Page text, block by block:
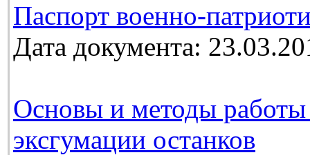
Паспорт военно-
Дата документа:
Основы и методы
эксгумации останков